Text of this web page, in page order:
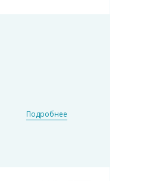
Подробнее